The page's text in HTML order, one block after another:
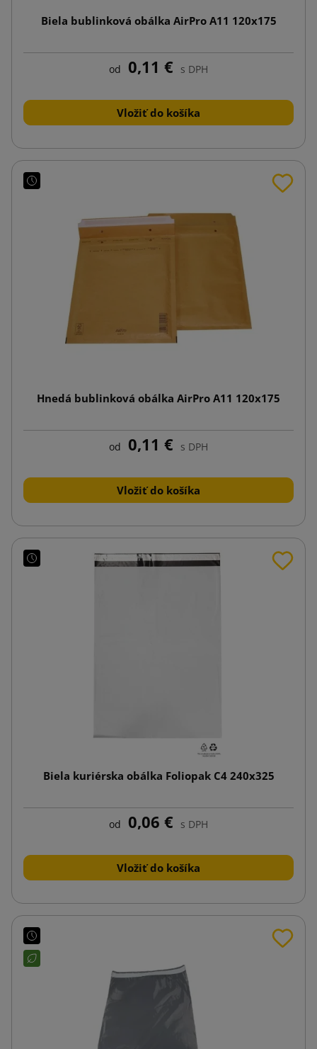
Biela bublinková obálka AirPro A11 120x175
od 0,11 € s DPH
Vložiť do košíka
Hnedá bublinková obálka AirPro A11 120x175
od 0,11 € s DPH
Vložiť do košíka
Biela kuriérska obálka Foliopak C4 240x325
od 0,06 € s DPH
Vložiť do košíka